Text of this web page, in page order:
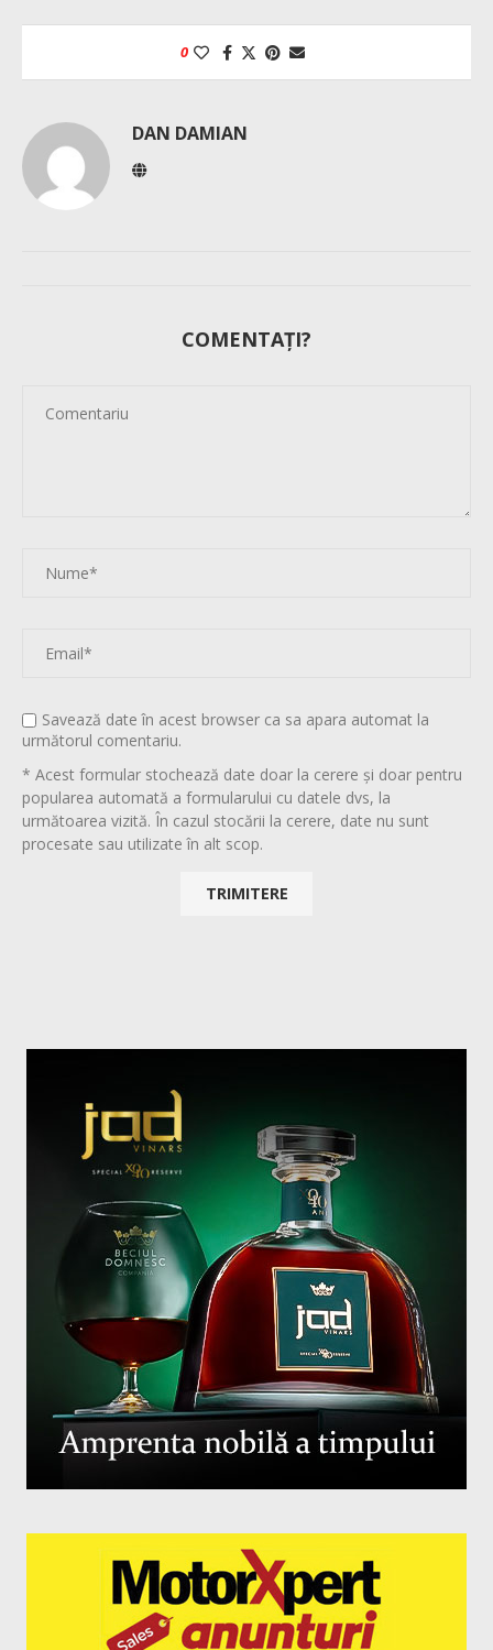
0
DAN DAMIAN
COMENTAȚI?
Savează date în acest browser ca sa apara automat la
următorul comentariu.
* Acest formular stochează date doar la cerere și doar pentru
popularea automată a formularului cu datele dvs, la
următoarea vizită. În cazul stocării la cerere, date nu sunt
procesate sau utilizate în alt scop.